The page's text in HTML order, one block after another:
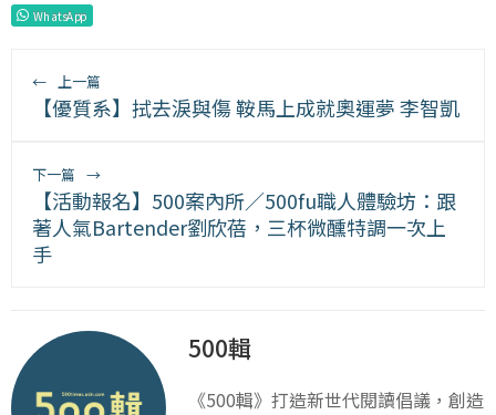
WhatsApp
← 上一篇
【優質系】拭去淚與傷 鞍馬上成就奧運夢 李智凱
下一篇 →
【活動報名】500案內所／500fu職人體驗坊：跟
著人氣Bartender劉欣蓓，三杯微醺特調一次上
手
500輯
《500輯》打造新世代閱讀倡議，創造